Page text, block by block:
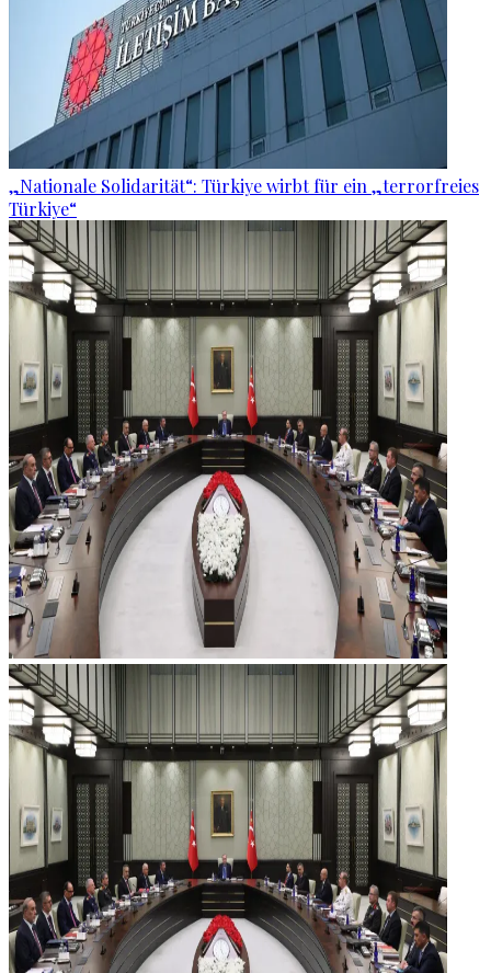
„Nationale Solidarität“: Türkiye wirbt für ein „terrorfreies
Türkiye“